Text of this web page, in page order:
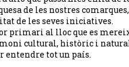
de les nostres
de les seves iniciatives.
primari al lloc que es
cultural, històric i
tot un país.